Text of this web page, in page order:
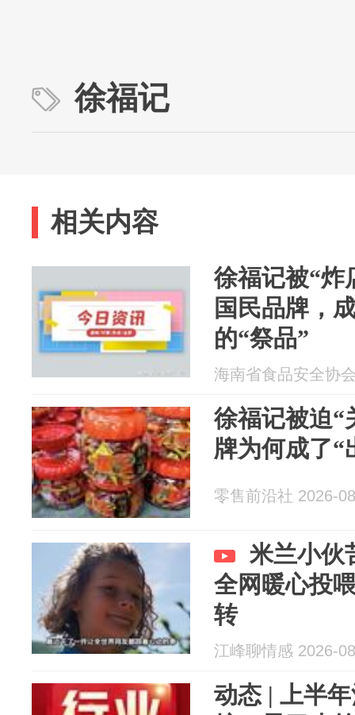
徐福记
相关内容
徐福记被“炸
国民品牌，
的“祭品”
海南省食品安全协
徐福记被迫“
牌为何成了“
零售前沿社 2026-
米兰小伙
全网暖心投
转
江峰聊情感 2026-
动态 | 上半